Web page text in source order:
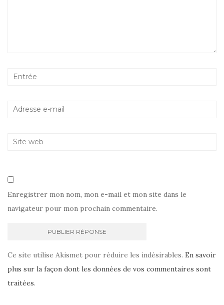
Enregistrer mon nom, mon e-mail et mon site dans le
navigateur pour mon prochain commentaire.
Ce site utilise Akismet pour réduire les indésirables. En savoir
plus sur la façon dont les données de vos commentaires sont
traitées.